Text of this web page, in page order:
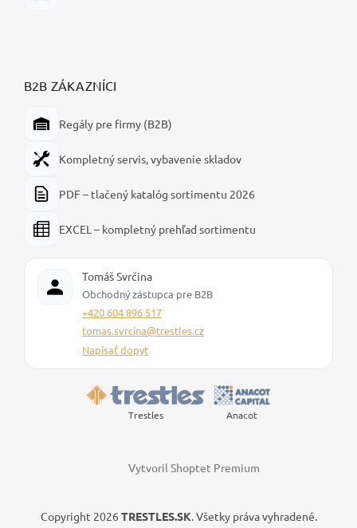
B2B ZÁKAZNÍCI
Regály pre firmy (B2B)
Kompletný servis, vybavenie skladov
PDF – tlačený katalóg sortimentu 2026
EXCEL – kompletný prehľad sortimentu
Tomáš Svrčina
Obchodný zástupca pre B2B
+420 604 896 517
tomas.svrcina@trestles.cz
Napísať dopyt
Trestles Anacot
Vytvoril Shoptet Premium
Copyright 2026 TRESTLES.SK. Všetky práva vyhradené.